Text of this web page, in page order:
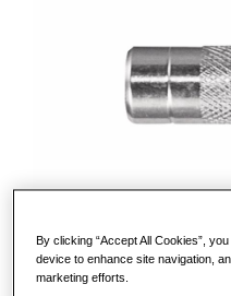
By clicking “Accept All Cookies”,
device to enhance site navigation,
marketing efforts.